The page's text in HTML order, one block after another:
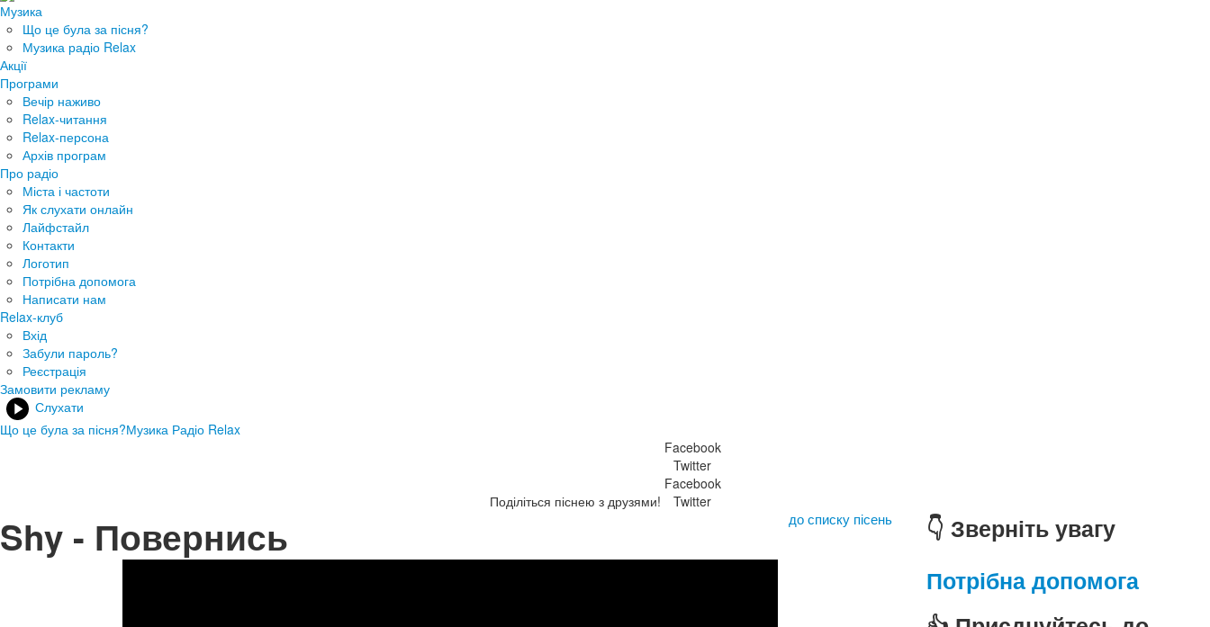
Музика
Що це була за пісня?
Музика радіо Relax
Акції
Програми
Вечір наживо
Relax-читання
Relax-персона
Архів програм
Про радіо
Міста і частоти
Як слухати онлайн
Лайфстайл
Контакти
Логотип
Потрібна допомога
Написати нам
Relax-клуб
Вхід
Забули пароль?
Реєстрація
Замовити рекламу
Слухати
Що це була за пісня?Музика Радіо Relax
Поділіться піснею з друзями!
Facebook
Twitter
Facebook
Twitter
Shy - Повернись до списку пісень
👇 Зверніть увагу
Потрібна допомога